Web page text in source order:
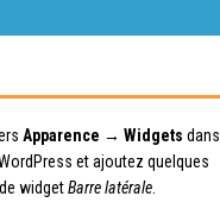
Apparence → Widgets dans
et ajoutez quelques
widgetBarre latérale.